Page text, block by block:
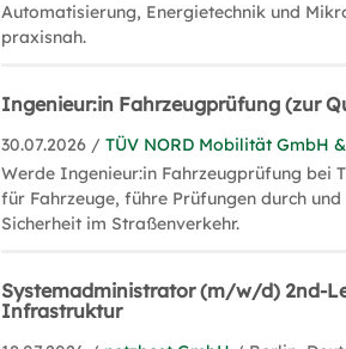
Automatisierung, Energietechnik und
praxisnah.
Ingenieur:in Fahrzeugprüfung (zur
30.07.2026 /TÜV NORD Mobilität GmbH
Werde Ingenieur:in Fahrzeugprüfung bei
für Fahrzeuge, führe Prüfungen durch
Sicherheit im Straßenverkehr.
Systemadministrator (m/w/d) 2nd-
Infrastruktur